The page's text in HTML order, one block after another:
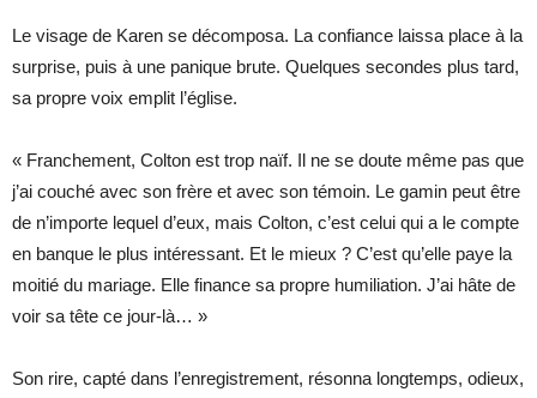
Le visage de Karen se décomposa. La confiance laissa place à la
surprise, puis à une panique brute. Quelques secondes plus tard,
sa propre voix emplit l’église.
« Franchement, Colton est trop naïf. Il ne se doute même pas que
j’ai couché avec son frère et avec son témoin. Le gamin peut être
de n’importe lequel d’eux, mais Colton, c’est celui qui a le compte
en banque le plus intéressant. Et le mieux ? C’est qu’elle paye la
moitié du mariage. Elle finance sa propre humiliation. J’ai hâte de
voir sa tête ce jour-là… »
Son rire, capté dans l’enregistrement, résonna longtemps, odieux,